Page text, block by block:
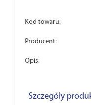
Kod towaru:
Producent:
Opis:
Szczegóły